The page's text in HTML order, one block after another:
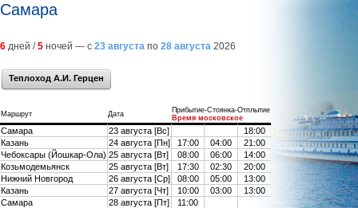
Самара
6 дней /5 ночей — с 23 августа по 28 августа 2026
Теплоход А.И. Герцен
Маршрут Дата
Прибытие-Стоянка-Отплытие
Время московское
Самара 23 августа [Вс]
18:00
Казань
24 августа [Пн] 17:00 04:00
21:00
Чебоксары (Йошкар-Ола) 25 августа [Вт] 08:00 06:00
14:00
Козьмодемьянск
25 августа [Вт] 17:30 02:30
20:00
Нижний Новгород
26 августа [Ср] 08:00 05:00
13:00
Казань
27 августа [Чт] 10:00 03:00
13:00
Самара
28 августа [Пт] 11:00